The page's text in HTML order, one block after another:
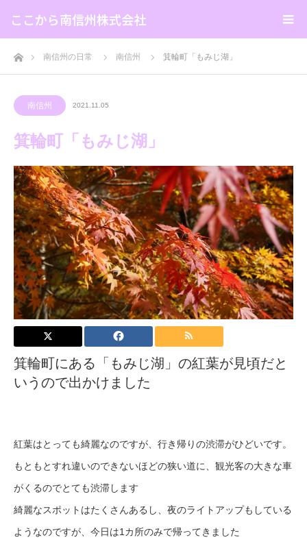
ここから南信州株式会社
ホーム南信州の日常 南信州 箕輪町「もみじ湖」
南信州 2021.11.05
箕輪町「もみじ湖」
箕輪町にある「もみじ湖」の紅葉が見頃だと
いうので出かけました
紅葉はとっても綺麗なのですが、行き帰りの渋滞がひどいです。
もともとすれ違いのできないほどの狭い道に、観光客の大きな車
がくるのでとても渋滞します
綺麗なスポットはたくさんあるし、夜のライトアップもしている
ようなのですが、今日は1カ所のみで帰ってきました